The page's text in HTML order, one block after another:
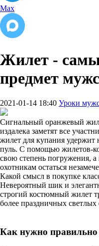
Max
Жилет -
предмет
2021-01-14 18:40 Уроки
Сигнальный оранжевый
издалека заметят все
жилет для купания удержит
пуль. С помощью жилетов-
свою степень погружения,
охотникам остаться
Какой смысл в покупке
Невероятный шик и
строгий костюмный жилет
более праздничных светлых
Как нужно правильно